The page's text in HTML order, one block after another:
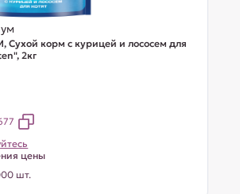
Сухой корм с курицей и лососем для
2кг
цены
шт.